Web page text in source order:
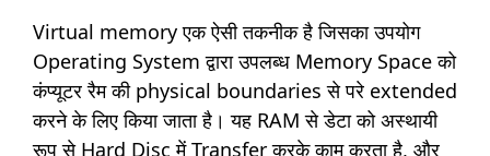
Virtual memory एक ऐसी तकनीक है जिसका उपयोग
Operating System द्वारा उपलब्ध Memory Space को
कंप्यूटर रैम की physical boundaries से परे extended
करने के लिए किया जाता है। यह RAM से डेटा को अस्थायी
रूप से Hard Disc में Transfer करके काम करता है, और